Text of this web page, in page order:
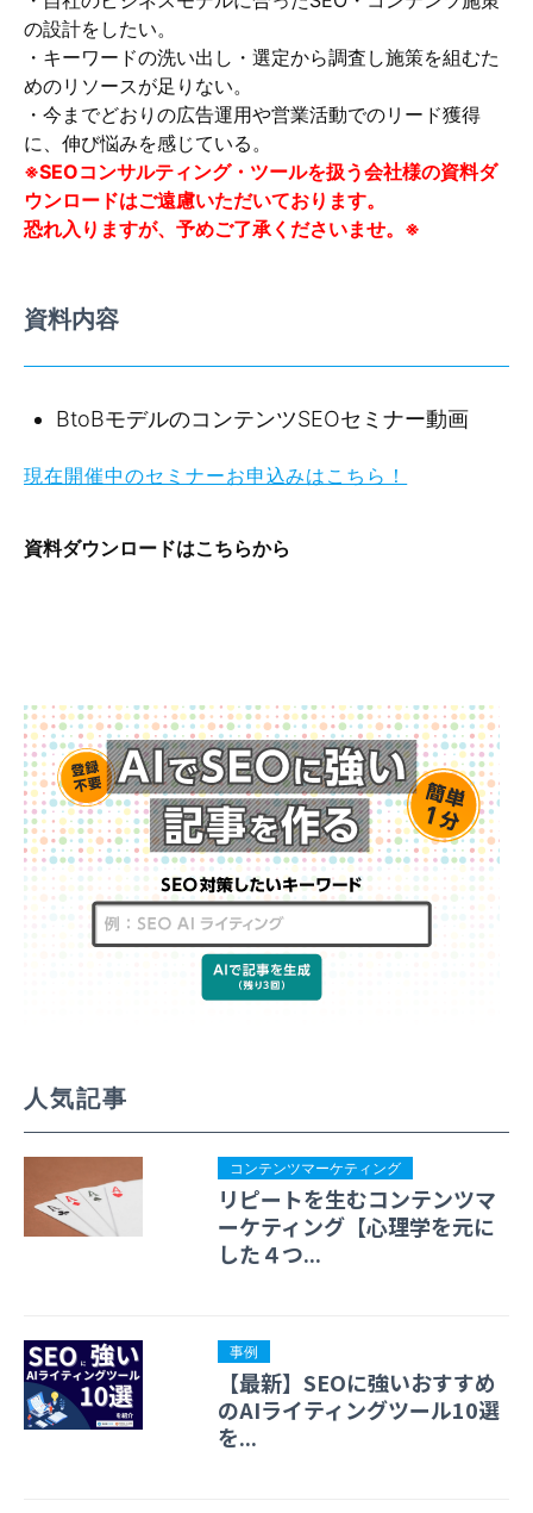
の設計をしたい。
・キーワードの洗い出し・選定から調査し施策を組むた
めのリソースが足りない。
・今までどおりの広告運用や営業活動でのリード獲得
に、伸び悩みを感じている。
※SEOコンサルティング・ツールを扱う会社様の資料ダ
ウンロードはご遠慮いただいております。
恐れ入りますが、予めご了承くださいませ。※
資料内容
BtoBモデルのコンテンツSEOセミナー動画
現在開催中のセミナーお申込みはこちら！
資料ダウンロードはこちらから
人気記事
コンテンツマーケティング
リピートを生むコンテンツマ
ーケティング【心理学を元に
した４つ...
事例
【最新】SEOに強いおすすめ
のAIライティングツール10選
を...